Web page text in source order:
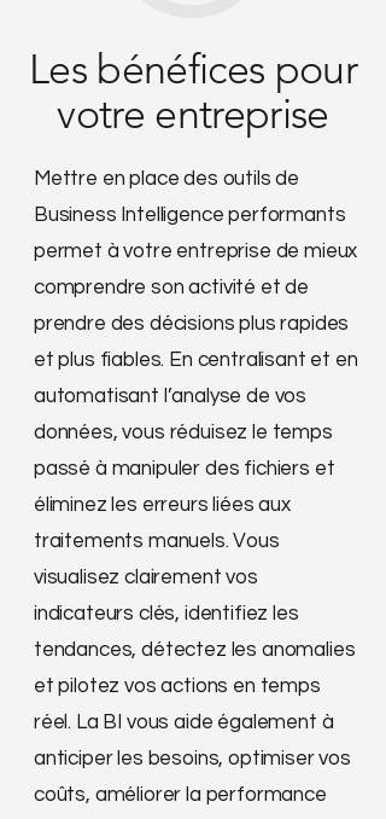
Les bénéfices pour
votre entreprise
Mettre en place des outils de
Business Intelligence performants
permet à votre entreprise de mieux
comprendre son activité et de
prendre des décisions plus rapides
et plus fiables. En centralisant et en
automatisant l’analyse de vos
données, vous réduisez le temps
passé à manipuler des fichiers et
éliminez les erreurs liées aux
traitements manuels. Vous
visualisez clairement vos
indicateurs clés, identifiez les
tendances, détectez les anomalies
et pilotez vos actions en temps
réel. La BI vous aide également à
anticiper les besoins, optimiser vos
coûts, améliorer la performance